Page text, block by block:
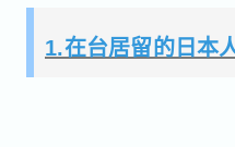
1.在台居留的日本